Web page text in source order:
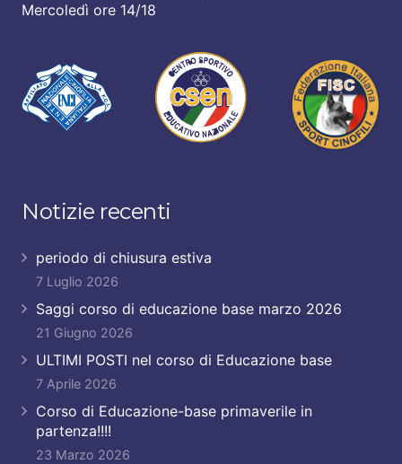
Mercoledì ore 14/18
Notizie recenti
periodo di chiusura estiva
7 Luglio 2026
Saggi corso di educazione base marzo 2026
21 Giugno 2026
ULTIMI POSTI nel corso di Educazione base
7 Aprile 2026
Corso di Educazione-base primaverile in
partenza!!!!
23 Marzo 2026